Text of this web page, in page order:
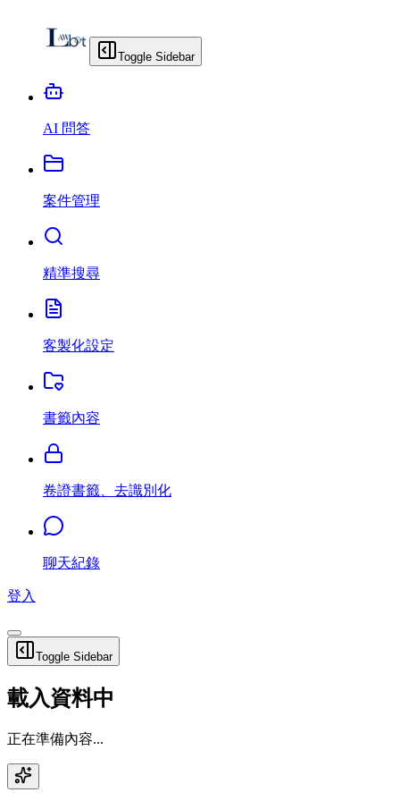
Toggle Sidebar
AI 問答
案件管理
精準搜尋
客製化設定
書籤內容
卷證書籤、去識別化
聊天紀錄
登入
Toggle Sidebar
載入資料中
正在準備內容...